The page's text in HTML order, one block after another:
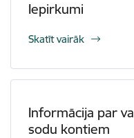
Iepirkumi
Skatīt vairāk
Informācija par
sodu kontiem